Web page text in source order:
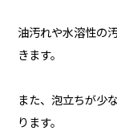
油汚れや水溶性の
きます。
また、泡立ちが少
ります。